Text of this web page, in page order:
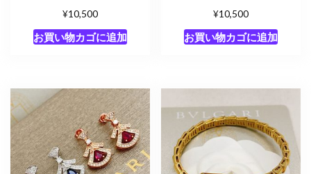
¥10,500
お買い物カゴに追加
¥10,500
お買い物カゴに追加